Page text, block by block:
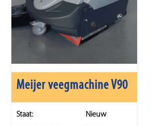
Meijer veegmachine V90
Staat: Nieuw